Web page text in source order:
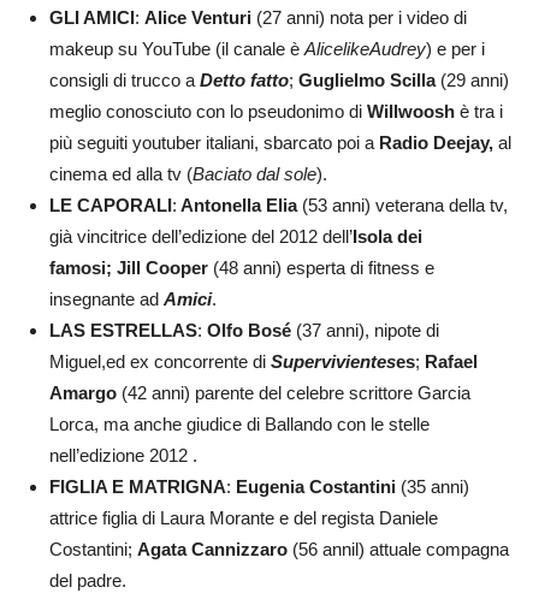
GLI AMICI : Alice Venturi (27 anni) nota per i video di
makeup su YouTube (il canale èAlicelikeAudrey) e per i
consigli di trucco a Detto fatto; Guglielmo Scilla(29 anni)
meglio conosciuto con lo pseudonimo di Willwoosh è tra i
più seguiti youtuber italiani, sbarcato poi aRadio Deejay, al
cinema ed alla tv (Baciato dal sole).
LE CAPORALI : Antonella Elia (53 anni) veterana della tv,
già vincitrice dell’edizione del 2012 dell’ Isola dei
famosi; Jill Cooper (48 anni) esperta di fitness e
insegnante ad Amici.
LAS ESTRELLAS: Olfo Bosé (37 anni), nipote di
Miguel,ed ex concorrente di Supervivienteses; Rafael
Amargo (42 anni) parente del celebre scrittore Garcia
Lorca, ma anche giudice di Ballando con le stelle
nell’edizione 2012 .
FIGLIA E MATRIGNA: Eugenia Costantini (35 anni)
attrice figlia di Laura Morante e del regista Daniele
Costantini; Agata Cannizzaro (56 annil) attuale compagna
del padre.